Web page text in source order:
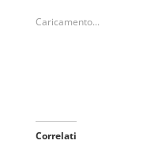
Caricamento...
Correlati